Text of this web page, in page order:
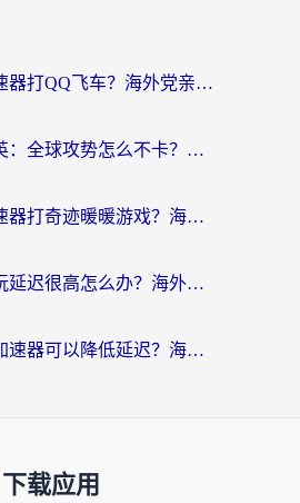
国外用什么加速器打QQ飞车？海外党亲测有效的国服游戏加速指南
国外玩反恐精英：全球攻势怎么不卡？老玩家亲测的加速器选择指南
国外用什么加速器打奇迹暖暖游戏？海外党国服手游畅玩全攻略（附3款热门游戏实测）
巨兽战场国外玩延迟很高怎么办？海外党亲测的国服游戏加速解决方案
打龙之谷什么加速器可以降低延迟？海外玩家亲测有效的国服加速指南
下载应用